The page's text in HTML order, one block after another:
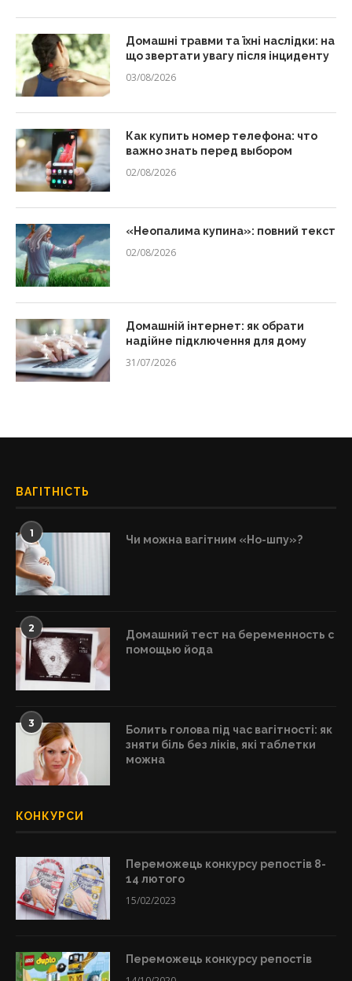
Домашні травми та їхні наслідки: на
що звертати увагу після інциденту
03/08/2026
Как купить номер телефона: что
важно знать перед выбором
02/08/2026
«Неопалима купина»: повний текст
02/08/2026
Домашній інтернет: як обрати
надійне підключення для дому
31/07/2026
ВАГІТНІСТЬ
1 Чи можна вагітним «Но-шпу»?
2
Домашний тест на беременность с
помощью йода
3
Болить голова під час вагітності: як
зняти біль без ліків, які таблетки
можна
КОНКУРСИ
Переможець конкурсу репостів 8-
14 лютого
15/02/2023
Переможець конкурсу репостів